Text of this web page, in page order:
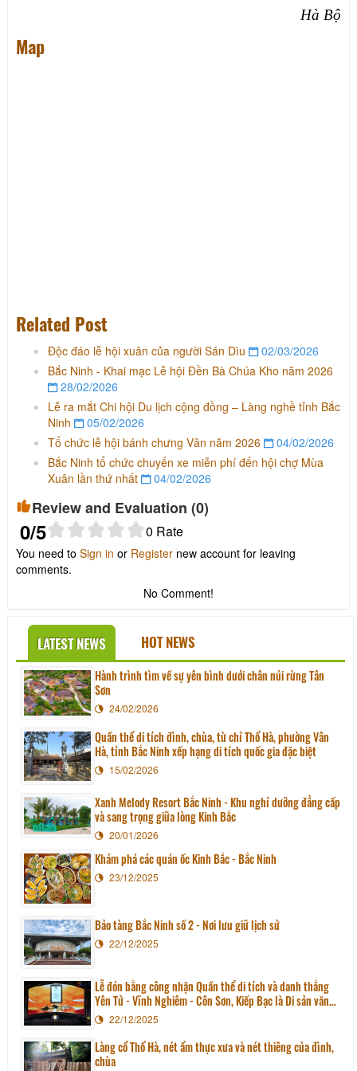
Hà Bộ
Map
Related Post
Độc đáo lễ hội xuân của người Sán Dìu
02/03/2026
Bắc Ninh - Khai mạc Lễ hội Đền Bà Chúa Kho năm 2026
28/02/2026
Lễ ra mắt Chi hội Du lịch cộng đồng – Làng nghề tỉnh Bắc
Ninh
05/02/2026
Tổ chức lễ hội bánh chưng Vân năm 2026
04/02/2026
Bắc Ninh tổ chức chuyến xe miễn phí đến hội chợ Mùa
Xuân lần thứ nhất
04/02/2026
Review and Evaluation (0)
0/5 0 Rate
You need to Sign in or Register new account for leaving
comments.
No Comment!
LATEST NEWS HOT NEWS
Hành trình tìm về sự yên bình dưới chân núi rừng Tân
Sơn
24/02/2026
Quần thể di tích đình, chùa, từ chỉ Thổ Hà, phường Vân
Hà, tỉnh Bắc Ninh xếp hạng di tích quốc gia đặc biệt
15/02/2026
Xanh Melody Resort Bắc Ninh - Khu nghỉ dưỡng đẳng cấp
và sang trọng giữa lòng Kinh Bắc
20/01/2026
Khám phá các quán ốc Kinh Bắc - Bắc Ninh
23/12/2025
Bảo tàng Bắc Ninh số 2 - Nơi lưu giữ lịch sử
22/12/2025
Lễ đón bằng công nhận Quần thể di tích và danh thắng
Yên Tử - Vĩnh Nghiêm - Côn Sơn, Kiếp Bạc là Di sản văn
hoá thế giới
22/12/2025
Làng cổ Thổ Hà, nét ẩm thực xưa và nét thiêng của đình,
chùa